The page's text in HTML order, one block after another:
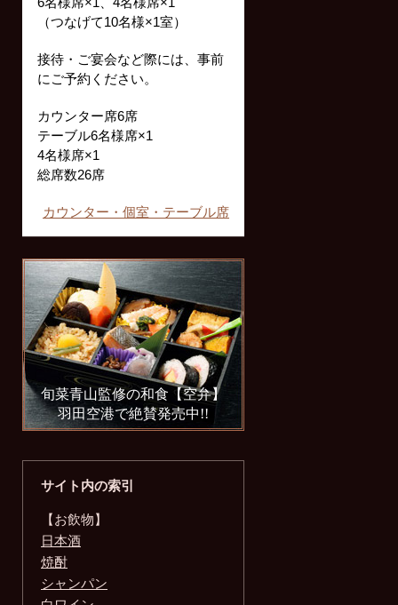
（つなげて10名様×1室）
接待・ご宴会など際には、事前
にご予約ください。
カウンター席6席
テーブル6名様席×1
4名様席×1
総席数26席
カウンター・個室・テーブル席
旬菜青山監修の和食【空弁】
羽田空港で絶賛発売中!!
サイト内の索引
【お飲物】
日本酒
焼酎
シャンパン